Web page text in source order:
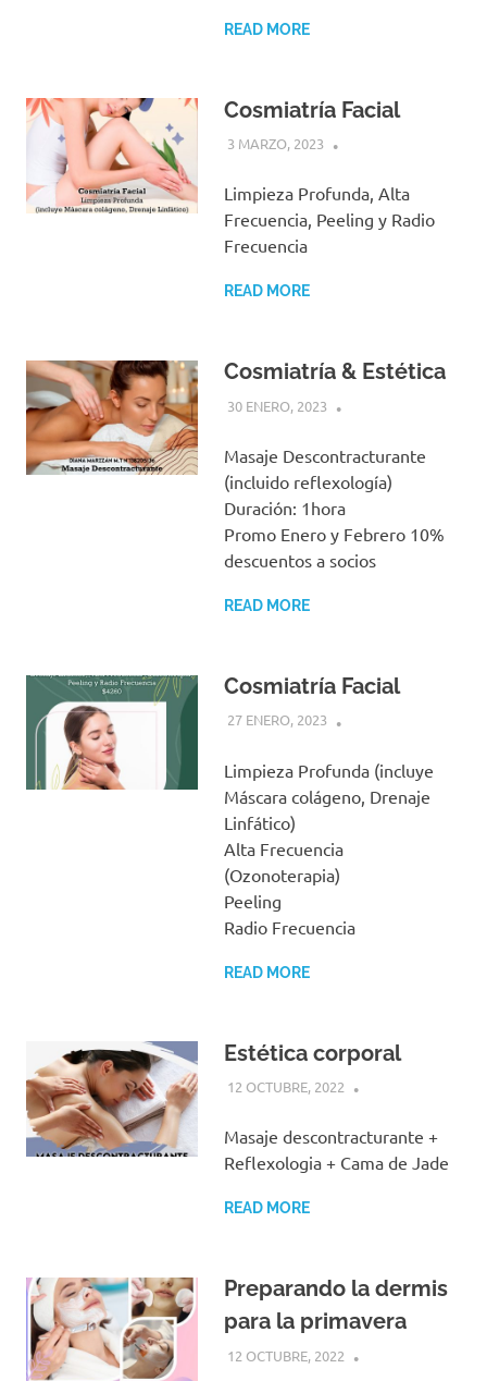
READ MORE
Cosmiatría Facial
3 MARZO, 2023
Limpieza Profunda, Alta
Frecuencia, Peeling y Radio
Frecuencia
READ MORE
Cosmiatría & Estética
30 ENERO, 2023
Masaje Descontracturante
(incluido reflexología)
Duración: 1hora
Promo Enero y Febrero 10%
descuentos a socios
READ MORE
Cosmiatría Facial
27 ENERO, 2023
Limpieza Profunda (incluye
Máscara colágeno, Drenaje
Linfático)
Alta Frecuencia
(Ozonoterapia)
Peeling
Radio Frecuencia
READ MORE
Estética corporal
12 OCTUBRE, 2022
Masaje descontracturante +
Reflexologia + Cama de Jade
READ MORE
Preparando la dermis
para la primavera
12 OCTUBRE, 2022